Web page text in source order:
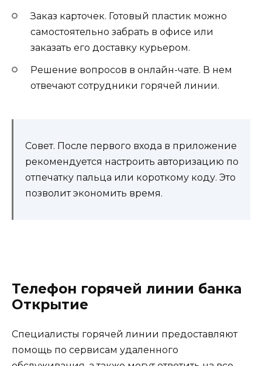
Заказ карточек. Готовый пластик можно
самостоятельно забрать в офисе или
заказать его доставку курьером.
Решение вопросов в онлайн-чате. В нем
отвечают сотрудники горячей линии.
Совет. После первого входа в приложение
рекомендуется настроить авторизацию по
отпечатку пальца или короткому коду. Это
позволит экономить время.
Телефон горячей линии банка
Открытие
Специалисты горячей линии предоставляют
помощь по сервисам удаленного